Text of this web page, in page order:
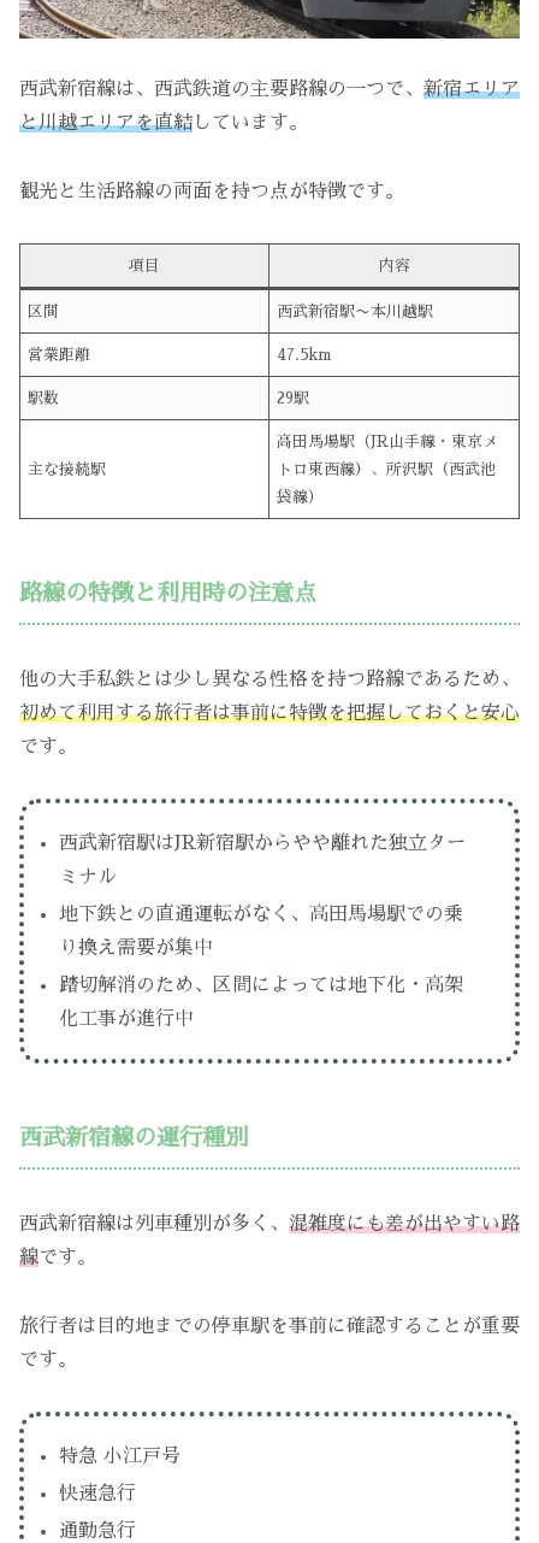
西武新宿線は、西武鉄道の主要路線の一つで、 新宿エリア
と川越エリアを直結しています。
観光と生活路線の両面を持つ点が特徴です。
項目 内容
区間 西武新宿駅〜本川越駅
営業距離 47.5km
駅数 29駅
主な接続駅
高田馬場駅（JR山手線・東京メ
トロ東西線）、所沢駅（西武池
袋線）
路線の特徴と利用時の注意点
他の大手私鉄とは少し異なる性格を持つ路線であるため、
初めて利用する旅行者は事前に特徴を把握しておくと安心
です。
西武新宿駅はJR新宿駅からやや離れた独立ター
ミナル
地下鉄との直通運転がなく、高田馬場駅での乗
り換え需要が集中
踏切解消のため、区間によっては地下化・高架
化工事が進行中
西武新宿線の運行種別
西武新宿線は列車種別が多く、 混雑度にも差が出やすい路
線です。
旅行者は目的地までの停車駅を事前に確認することが重要
です。
特急 小江戸号
快速急行
通勤急行